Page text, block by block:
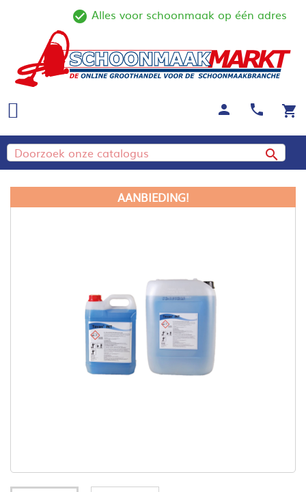
check_circle_outline
Alles voor schoonmaak op één adres
shopping_cart
call
person

AANBIEDING!